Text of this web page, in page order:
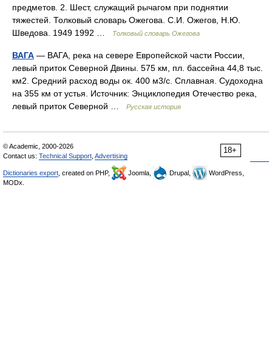
предметов. 2. Шест, служащий рычагом при поднятии
тяжестей. Толковый словарь Ожегова. С.И. Ожегов, Н.Ю.
Шведова. 1949 1992 …
Толковый словарь Ожегова
ВАГА — ВАГА, река на севере Европейской части России,
левый приток Северной Двины. 575 км, пл. бассейна 44,8 тыс.
км2. Средний расход воды ок. 400 м3/с. Сплавная. Судоходна
на 355 км от устья. Источник: Энциклопедия Отечество река,
левый приток Северной …
Русская история
18+
© Academic, 2000-2026
Contact us: Technical Support Advertising
Dictionaries export , created on PHP, Joomla, Drupal,
WordPress,
MODx.